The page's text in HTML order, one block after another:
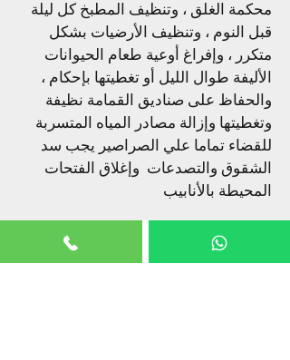
محكمة الغلق ، وتنظيف المطبخ كل ليلة
قبل النوم ، وتنظيف الأرضيات بشكل
متكرر ، وإفراغ أوعية طعام الحيوانات
الأليفة طوال الليل أو تغطيتها بإحكام ،
والحفاظ على صناديق القمامة نظيفة
وتغطيتها وإزالة مصادر المياه المتسربة
للقضاء تماما علي الصراصير يجب سد
الشقوق والتصدعات وإغلاق الفتحات
المحيطة بالأنابيب
لمزيد من السيطرة علي